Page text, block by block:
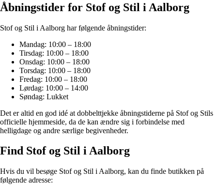
Åbningstider for Stof og Stil i Aalborg
Stof og Stil i Aalborg har følgende åbningstider:
Mandag: 10:00 – 18:00
Tirsdag: 10:00 – 18:00
Onsdag: 10:00 – 18:00
Torsdag: 10:00 – 18:00
Fredag: 10:00 – 18:00
Lørdag: 10:00 – 14:00
Søndag: Lukket
Det er altid en god idé at dobbelttjekke åbningstiderne på Stof og Stils
officielle hjemmeside, da de kan ændre sig i forbindelse med
helligdage og andre særlige begivenheder.
Find Stof og Stil i Aalborg
Hvis du vil besøge Stof og Stil i Aalborg, kan du finde butikken på
følgende adresse: